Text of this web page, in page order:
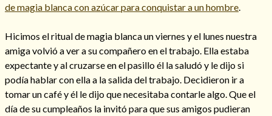
de magia blanca con azúcar para conquistar a un hombre
Hicimos el ritual de magia blanca un viernes y el lunes nuestra
amiga volvió a ver a su compañero en el trabajo. Ella estaba
expectante y al cruzarse en el pasillo él la saludó y le dijo si
podía hablar con ella a la salida del trabajo. Decidieron ir a
tomar un café y él le dijo que necesitaba contarle algo. Que el
día de su cumpleaños la invitó para que sus amigos pudieran